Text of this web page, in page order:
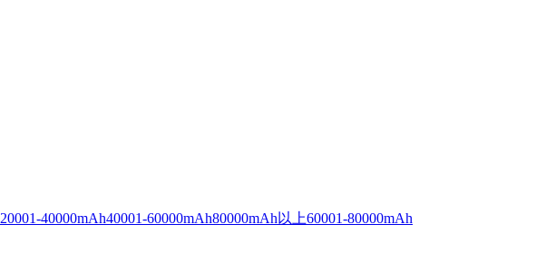
20001-40000mAh40001-60000mAh80000mAh以上60001-80000mAh